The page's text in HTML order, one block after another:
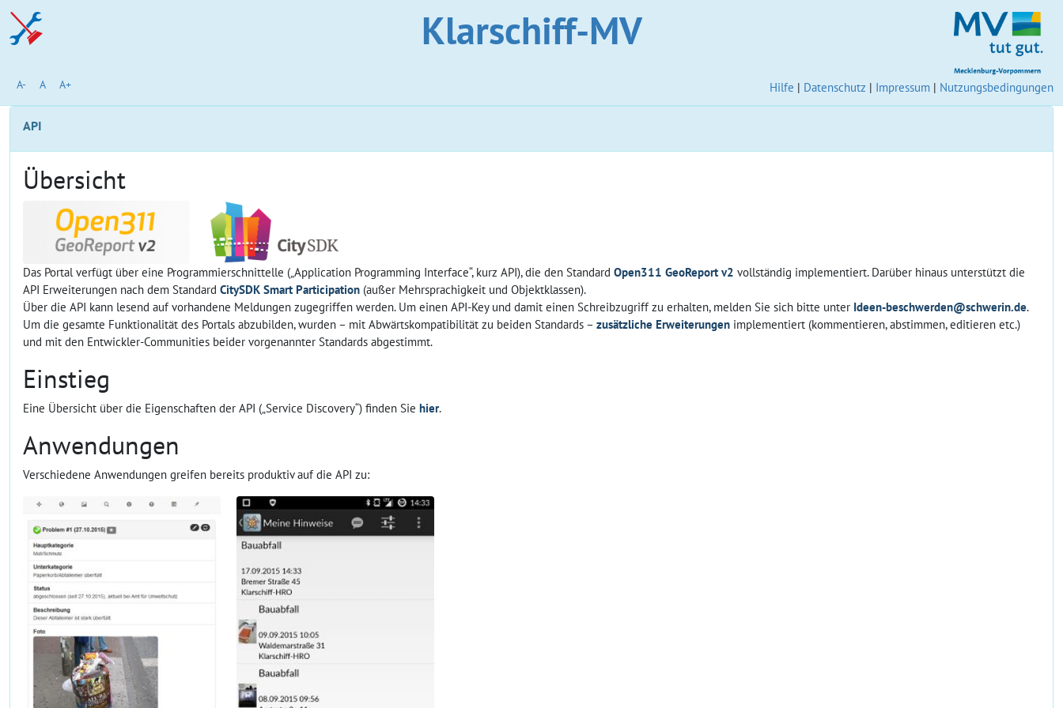
Klarschiff-MV
A- A A+ Hilfe | Datenschutz | Impressum | Nutzungsbedingungen
API
Übersicht
Das Portal verfügt über eine Programmierschnittelle („Application Programming Interface“, kurz API), die den Standard Open311 GeoReport v2 vollständig implementiert. Darüber hinaus unterstützt die
API Erweiterungen nach dem Standard CitySDK Smart Participation (außer Mehrsprachigkeit und Objektklassen).
Über die API kann lesend auf vorhandene Meldungen zugegriffen werden. Um einen API-Key und damit einen Schreibzugriff zu erhalten, melden Sie sich bitte unter Ideen-beschwerden@schwerin.de.
Um die gesamte Funktionalität des Portals abzubilden, wurden – mit Abwärtskompatibilität zu beiden Standards – zusätzliche Erweiterungen implementiert (kommentieren, abstimmen, editieren etc.)
und mit den Entwickler-Communities beider vorgenannter Standards abgestimmt.
Einstieg
Eine Übersicht über die Eigenschaften der API („Service Discovery“) finden Sie hier.
Anwendungen
Verschiedene Anwendungen greifen bereits produktiv auf die API zu: